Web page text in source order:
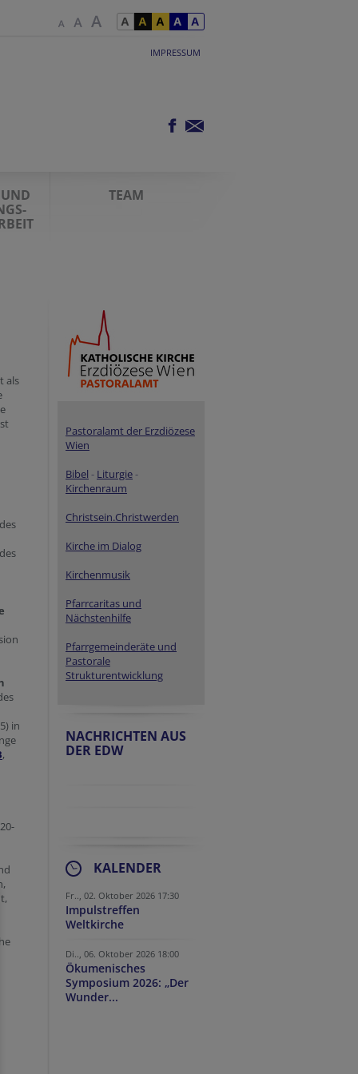
IMPRESSUM
TEAM
als
in
,
Pastoralamt der Erzdiözese
Wien
Bibel - Liturgie-
Kirchenraum
Christsein.Christwerden
Kirche im Dialog
Kirchenmusik
Pfarrcaritas und
Nächstenhilfe
Pfarrgemeinderäte und
Pastorale
Strukturentwicklung
NACHRICHTEN AUS
DER EDW
KALENDER
Fr.., 02. Oktober 2026 17:30
Impulstreffen
Weltkirche
Di.., 06. Oktober 2026 18:00
Ökumenisches
Symposium 2026: „Der
Wunder...